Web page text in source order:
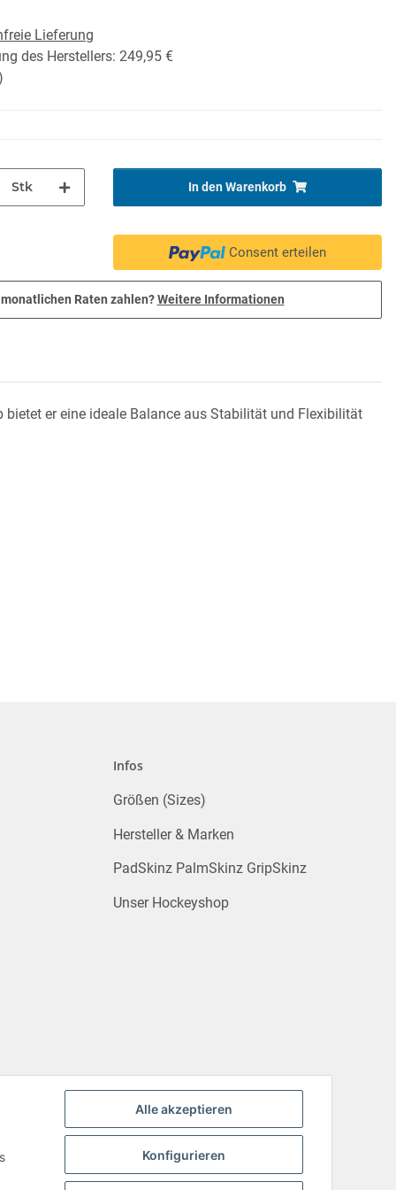
Alle akzeptieren
Konfigurieren
Lieferung
des Herstellers: 249,95 €
Stk In den Warenkorb
Consent erteilen
Raten zahlen?Weitere Informationen
er eine ideale Balance aus Stabilität und Flexibilität
Infos
Größen (Sizes)
Hersteller & Marken
PadSkinz PalmSkinz GripSkinz
Unser Hockeyshop